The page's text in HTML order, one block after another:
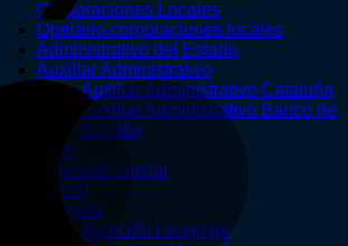
Corporaciones Locales
Operario corporaciones locales
Administrativo del Estado
Auxiliar Administrativo
Auxiliar Administrativo Cataluña
Auxiliar Administrativo Banco de
España
Educación
Educador Social
Infantil
Primaria
Audición Lenguaje